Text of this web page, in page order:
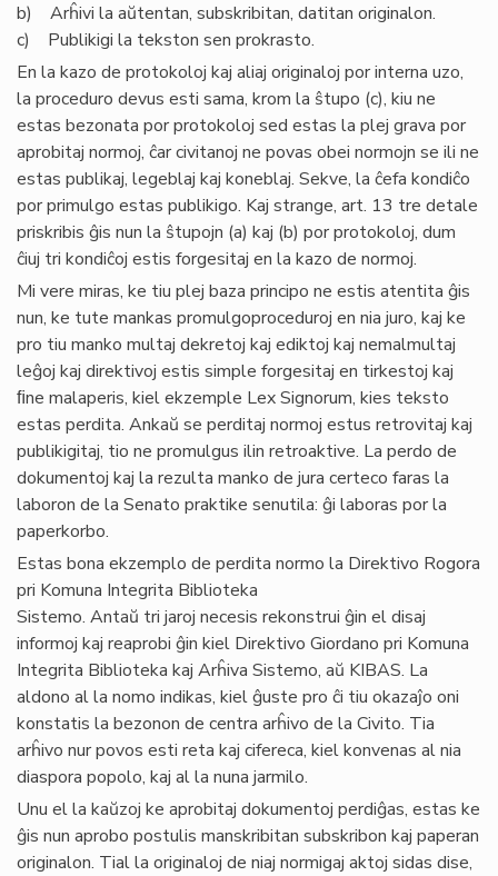
b) Arĥivi la aŭtentan, subskribitan, datitan originalon.
c) Publikigi la tekston sen prokrasto.
En la kazo de protokoloj kaj aliaj originaloj por interna uzo,
la proceduro devus esti sama, krom la ŝtupo (c), kiu ne
estas bezonata por protokoloj sed estas la plej grava por
aprobitaj normoj, ĉar civitanoj ne povas obei normojn se ili ne
estas publikaj, legeblaj kaj koneblaj. Sekve, la ĉefa kondiĉo
por primulgo estas publikigo. Kaj strange, art. 13 tre detale
priskribis ĝis nun la ŝtupojn (a) kaj (b) por protokoloj, dum
ĉiuj tri kondiĉoj estis forgesitaj en la kazo de normoj.
Mi vere miras, ke tiu plej baza principo ne estis atentita ĝis
nun, ke tute mankas promulgoproceduroj en nia juro, kaj ke
pro tiu manko multaj dekretoj kaj ediktoj kaj nemalmultaj
leĝoj kaj direktivoj estis simple forgesitaj en tirkestoj kaj
ﬁne malaperis, kiel ekzemple Lex Signorum, kies teksto
estas perdita. Ankaŭ se perditaj normoj estus retrovitaj kaj
publikigitaj, tio ne promulgus ilin retroaktive. La perdo de
dokumentoj kaj la rezulta manko de jura certeco faras la
laboron de la Senato praktike senutila: ĝi laboras por la
paperkorbo.
Estas bona ekzemplo de perdita normo la Direktivo Rogora
pri Komuna Integrita Biblioteka
Sistemo. Antaŭ tri jaroj necesis rekonstrui ĝin el disaj
informoj kaj reaprobi ĝin kiel Direktivo Giordano pri Komuna
Integrita Biblioteka kaj Arĥiva Sistemo, aŭ KIBAS. La
aldono al la nomo indikas, kiel ĝuste pro ĉi tiu okazaĵo oni
konstatis la bezonon de centra arĥivo de la Civito. Tia
arĥivo nur povos esti reta kaj cifereca, kiel konvenas al nia
diaspora popolo, kaj al la nuna jarmilo.
Unu el la kaŭzoj ke aprobitaj dokumentoj perdiĝas, estas ke
ĝis nun aprobo postulis manskribitan subskribon kaj paperan
originalon. Tial la originaloj de niaj normigaj aktoj sidas dise,